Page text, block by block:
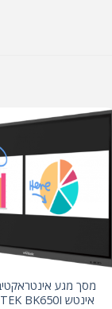
אינטש VIVITEK BK650I